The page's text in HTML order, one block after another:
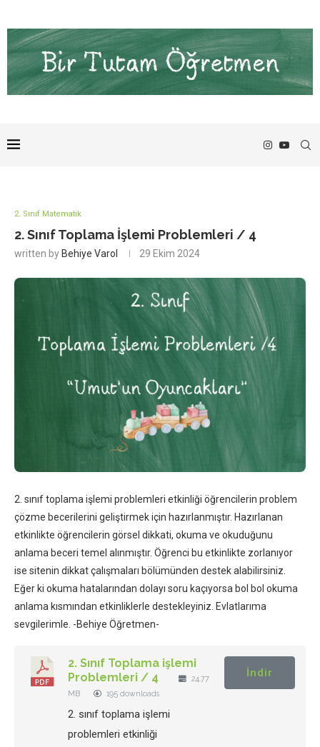
2. Sınıf Matematik
2. Sınıf Toplama İşlemi Problemleri / 4
written by Behiye Varol 29 Ekim 2024
2. sınıf toplama işlemi problemleri etkinliği öğrencilerin problem
çözme becerilerini geliştirmek için hazırlanmıştır. Hazırlanan
etkinlikte öğrencilerin görsel dikkati, okuma ve okuduğunu
anlama beceri temel alınmıştır. Öğrenci bu etkinlikte zorlanıyor
ise sitenin dikkat çalışmaları bölümünden destek alabilirsiniz.
Eğer ki okuma hatalarından dolayı soru kaçıyorsa bol bol okuma
anlama kısmından etkinliklerle destekleyiniz. Evlatlarıma
sevgilerimle. -Behiye Öğretmen-
2. Sınıf Toplama işlemi
Problemleri / 4
24.77
MB
195 downloads
2. sınıf toplama işlemi
problemleri etkinliği
İndir